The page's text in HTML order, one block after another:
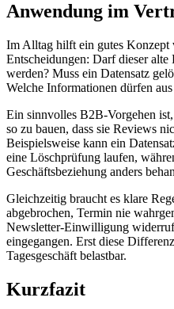
Anwendung im
Im Alltag hilft ein gutes Konzept
Entscheidungen: Darf dieser
werden? Muss ein Datensatz
Welche Informationen dürfen
Ein sinnvolles B2B-Vorgehen
so zu bauen, dass sie Reviews
Beispielsweise kann ein
eine Löschprüfung laufen,
Geschäftsbeziehung anders
Gleichzeitig braucht es klare
abgebrochen, Termin nie
Newsletter-Einwilligung
eingegangen. Erst diese
Tagesgeschäft belastbar.
Kurzfazit